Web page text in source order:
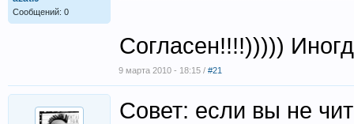
Сообщений: 0
Согласен!!!!)))))
9 марта 2010 - 18:15 / #21
Совет: если вы не